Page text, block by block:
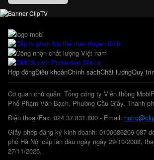
Hợp đồngĐiều khoảnChính sáchChất lượngQuy
Cơ quan chủ quản: Tổng công ty Viễn thông
Phố Phạm Văn Bạch, Phường Cầu Giấy, Thành
Điện thoại/Fax: 024.37.831.800 - Email:
Giấy phép đăng ký kinh doanh: 0100686209-087
phố Hà Nội cấp lần đầu ngày ngày 29/10/2008,
27/11/2025.